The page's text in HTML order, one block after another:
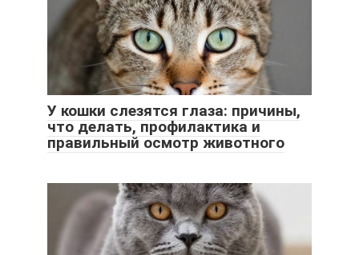
У кошки слезятся глаза: причины,
что делать, профилактика и
правильный осмотр животного